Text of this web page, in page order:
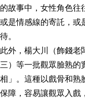
的故事中，女性角色往
或是情感線的寄託，或
待。
此外，楊大川（飾錢老
三）等一批觀眾臉熟的
相」。這種以戲骨和熟
保障，容易讓觀眾入戲